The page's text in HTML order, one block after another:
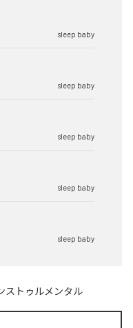
sleep baby
sleep baby
sleep baby
sleep baby
sleep baby
ストゥルメンタル